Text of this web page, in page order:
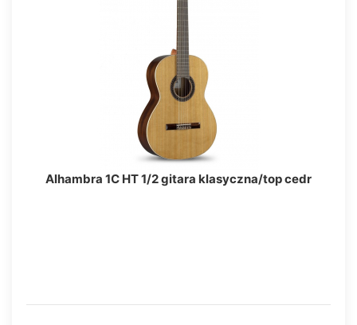
Alhambra 1C HT 1/2 gitara klasyczna/top cedr